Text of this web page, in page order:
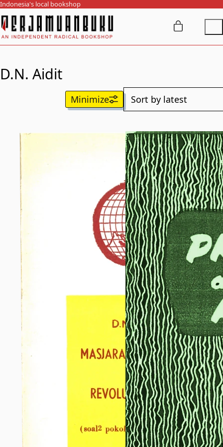
Indonesia's local bookshop
D.N. Aidit